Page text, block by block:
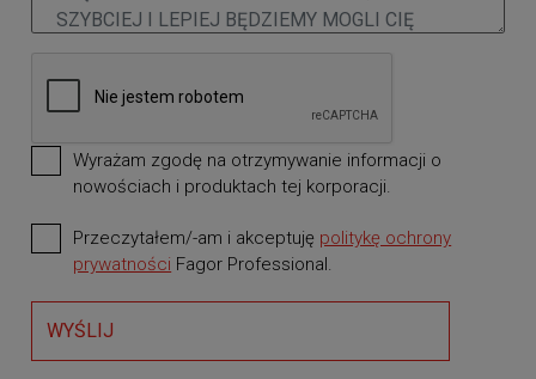
Wyrażam zgodę na otrzymywanie informacji o
nowościach i produktach tej korporacji.
Przeczytałem/-am i akceptuję politykę ochrony
prywatności Fagor Professional.
WYŚLIJ